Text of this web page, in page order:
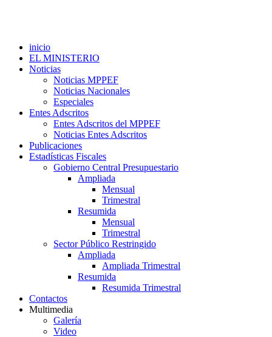
inicio
EL MINISTERIO
Noticias
Noticias MPPEF
Noticias Nacionales
Especiales
Entes Adscritos
Entes Adscritos del MPPEF
Noticias Entes Adscritos
Publicaciones
Estadísticas Fiscales
Gobierno Central Presupuestario
Ampliada
Mensual
Trimestral
Resumida
Mensual
Trimestral
Sector Público Restringido
Ampliada
Ampliada Trimestral
Resumida
Resumida Trimestral
Contactos
Multimedia
Galería
Video